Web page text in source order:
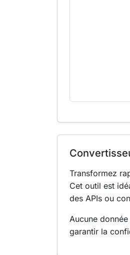
Transformez
Cet outil est
des APIs ou
Aucune
garantir la